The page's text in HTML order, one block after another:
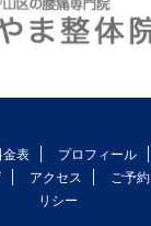
金表 プロフィール
アクセス ご予約
リシー